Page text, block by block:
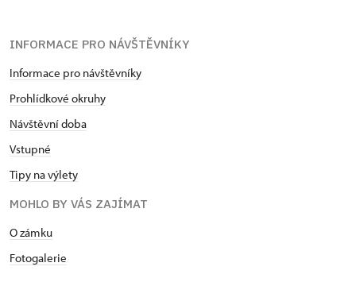
INFORMACE PRO NÁVŠTĚVNÍKY
Informace pro návštěvníky
Prohlídkové okruhy
Návštěvní doba
Vstupné
Tipy na výlety
MOHLO BY VÁS ZAJÍMAT
O zámku
Fotogalerie